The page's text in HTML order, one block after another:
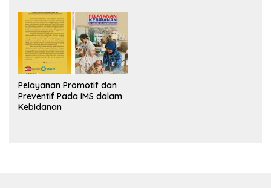
Pelayanan Promotif dan
Preventif Pada IMS dalam
Kebidanan